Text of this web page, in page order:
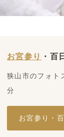
お宮参り ・百
狭山市のフォト
分
お宮参り・